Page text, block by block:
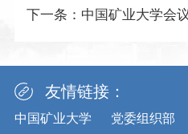
下一条： 中国矿业大学会
友情链接：
中国矿业大学 党委组织部